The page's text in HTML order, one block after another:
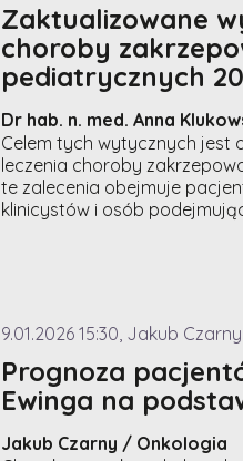
Zaktualizowane
choroby
pediatrycznych
Dr hab. n. med. Anna
Celem tych wytycznych jest
leczenia choroby
te zalecenia obejmuje
klinicystów i osób
9.01.2026 15:30, Jakub Czarny
Prognoza
Ewinga na
Jakub Czarny / Onkologia